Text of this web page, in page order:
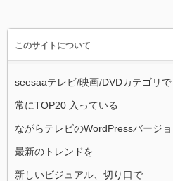
このサイトについて
seesaaテレビ/映画/DVDカテゴリで
常にTOP20 入っている
ながらテレビのWordPressバージョ
最新のトレンドを
新しいビジュアル、切り口で